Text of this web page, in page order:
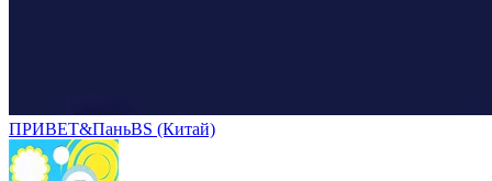
ПРИВЕТ&ПаньBS (Китай)